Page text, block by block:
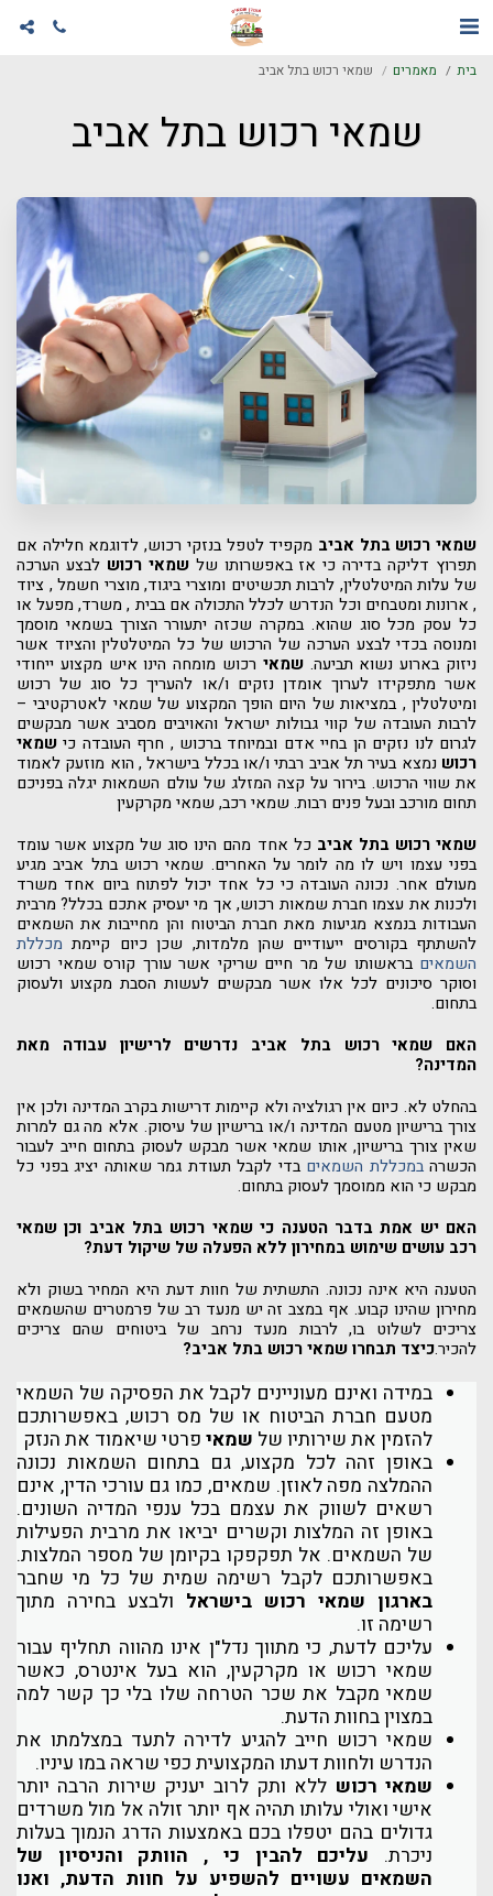
בית מאמרים שמאי רכוש בתל אביב
שמאי רכוש בתל אביב
שמאי רכוש בתל אביב מקפיד לטפל בנזקי רכוש, לדוגמא חלילה אם
תפרוץ דליקה בדירה כי אז באפשרותו שלשמאי רכושלבצע הערכה
של עלות המיטלטלין, לרבות תכשיטים ומוצרי ביגוד, מוצרי חשמל , ציוד
, ארונות ומטבחים וכל הנדרש לכלל התכולה אם בבית , משרד, מפעל או
כל עסק מכל סוג שהוא. במקרה שכזה יתעורר הצורך בשמאי מוסמך
ומנוסה בכדי לבצע הערכה של הרכוש של כל המיטלטלין והציוד אשר
ניזוק בארוע נשוא תביעה.שמאי רכוש מומחה הינו איש מקצוע ייחודי
אשר מתפקידו לערוך אומדן נזקים ו/או להעריך כל סוג של רכוש
ומיטלטלין , במציאות של היום הופך המקצוע של שמאי לאטרקטיבי –
לרבות העובדה של קווי גבולות ישראל והאויבים מסביב אשר מבקשים
לגרום לנו נזקים הן בחיי אדם ובמיוחד ברכוש , חרף העובדה כי שמאי
רכוש נמצא בעיר תל אביב רבתי ו/או בכלל בישראל , הוא מוזעק לאמוד
את שווי הרכוש. בירור על קצה המזלג של עולם השמאות יגלה בפניכם
תחום מורכב ובעל פנים רבות. שמאי רכב, שמאי מקרקעין
שמאי רכוש בתל אביב כל אחד מהם הינו סוג של מקצוע אשר עומד
בפני עצמו ויש לו מה לומר על האחרים. שמאי רכוש בתל אביב מגיע
מעולם אחר. נכונה העובדה כי כל אחד יכול לפתוח ביום אחד משרד
ולכנות את עצמו חברת שמאות רכוש, אך מי יעסיק אתכם בכלל? מרבית
העבודות בנמצא מגיעות מאת חברת הביטוח והן מחייבות את השמאים
להשתתף בקורסים ייעודיים שהן מלמדות, שכן כיום קיימת מכללת
השמאים בראשותו של מר חיים שריקי אשר עורך קורס שמאי רכוש
וסוקר סיכונים לכל אלו אשר מבקשים לעשות הסבת מקצוע ולעסוק
בתחום.
האם שמאי רכוש בתל אביב נדרשים לרישיון עבודה מאת
המדינה?
בהחלט לא. כיום אין רגולציה ולא קיימות דרישות בקרב המדינה ולכן אין
צורך ברישיון מטעם המדינה ו/או ברישיון של עיסוק. אלא מה גם למרות
שאין צורך ברישיון, אותו שמאי אשר מבקש לעסוק בתחום חייב לעבור
הכשרהבמכללת השמאים בדי לקבל תעודת גמר שאותה יציג בפני כל
מבקש כי הוא ממוסמך לעסוק בתחום.
האם יש אמת בדבר הטענה כי שמאי רכוש בתל אביב וכן שמאי
רכב עושים שימוש במחירון ללא הפעלה של שיקול דעת?
הטענה היא אינה נכונה. התשתית של חוות דעת היא המחיר בשוק ולא
מחירון שהינו קבוע. אף במצב זה יש מנעד רב של פרמטרים שהשמאים
צריכים לשלוט בו, לרבות מנעד נרחב של ביטוחים שהם צריכים
להכיר.כיצד תבחרו שמאי רכוש בתל אביב?
במידה ואינם מעוניינים לקבל את הפסיקה של השמאי
מטעם חברת הביטוח או של מס רכוש, באפשרותכם
להזמין את שירותיו של שמאי פרטי שיאמוד את הנזק
באופן זהה לכל מקצוע, גם בתחום השמאות נכונה
ההמלצה מפה לאוזן. שמאים, כמו גם עורכי הדין, אינם
רשאים לשווק את עצמם בכל ענפי המדיה השונים.
באופן זה המלצות וקשרים יביאו את מרבית הפעילות
של השמאים. אל תפקפקו בקיומן של מספר המלצות.
באפשרותכם לקבל רשימה שמית של כל מי שחבר
בארגון שמאי רכוש בישראל ולבצע בחירה מתוך
רשימה זו.
עליכם לדעת, כי מתווך נדל"ן אינו מהווה תחליף עבור
שמאי רכוש או מקרקעין, הוא בעל אינטרס, כאשר
שמאי מקבל את שכר הטרחה שלו בלי כך קשר למה
במצוין בחוות הדעת.
שמאי רכוש חייב להגיע לדירה לתעד במצלמתו את
הנדרש ולחוות דעתו המקצועית כפי שראה במו עיניו.
שמאי רכוש ללא ותק לרוב יעניק שירות הרבה יותר
אישי ואולי עלותו תהיה אף יותר זולה אל מול משרדים
גדולים בהם יטפלו בכם באמצעות הדרג הנמוך בעלות
ניכרת. עליכם להבין כי , הוותק והניסיון של
השמאים עשויים להשפיע על חוות הדעת, ואנו